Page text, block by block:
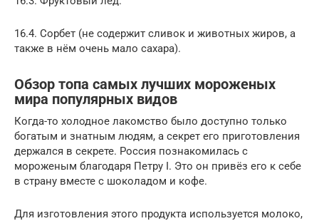
16.4. Сорбет (не содержит сливок и животных жиров, а
также в нём очень мало сахара).
Обзор топа самых лучших мороженых
мира популярных видов
Когда-то холодное лакомство было доступно только
богатым и знатным людям, а секрет его приготовления
держался в секрете. Россия познакомилась с
мороженым благодаря Петру I. Это он привёз его к себе
в страну вместе с шоколадом и кофе.
Для изготовления этого продукта используется молоко,